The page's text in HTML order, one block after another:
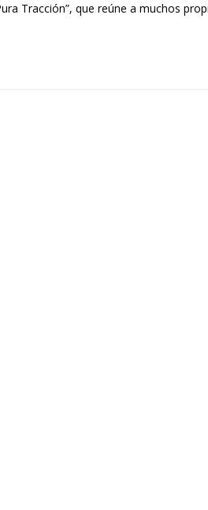
Tracción”, que reúne a muchos